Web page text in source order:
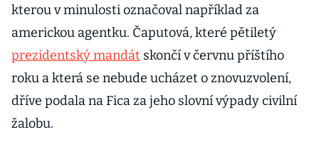
kterou v minulosti označoval například za
americkou agentku. Čaputová, které pětiletý
prezidentský mandát skončí v červnu příštího
roku a která se nebude ucházet o znovuzvolení,
dříve podala na Fica za jeho slovní výpady civilní
žalobu.